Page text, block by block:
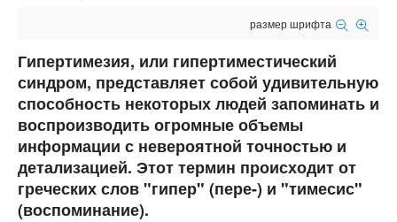
размер шрифта
Гипертимезия, или гипертиместический
синдром, представляет собой удивительную
способность некоторых людей запоминать и
воспроизводить огромные объемы
информации с невероятной точностью и
детализацией. Этот термин происходит от
греческих слов "гипер" (пере-) и "тимесис"
(воспоминание).